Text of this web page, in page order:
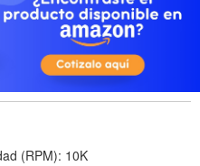
(RPM): 10K